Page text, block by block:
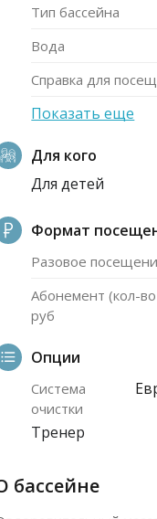
Тип бассейна
Вода
Справка для
Показать еще
Для кого
Для детей
Формат
Разовое
Абонемент (кол-
руб
Опции
Система
очистки
Тренер
бассейне